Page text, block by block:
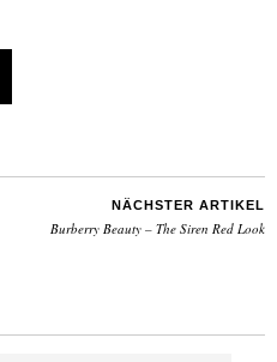
NÄCHSTER ARTIKEL
Burberry Beauty – The Siren Red Look